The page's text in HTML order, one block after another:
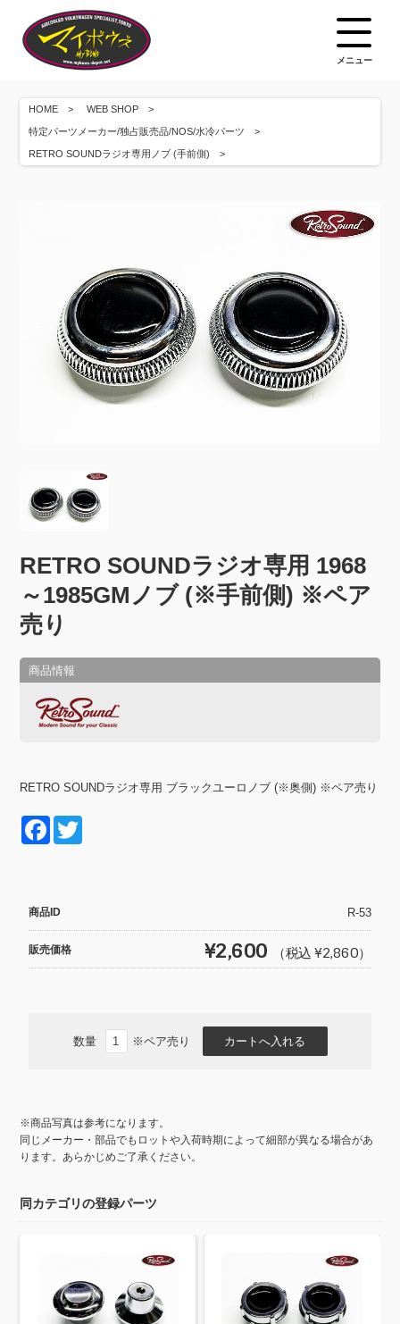
メニュー
HOME WEB SHOP
特定パーツメーカー/独占販売品/NOS/水冷パーツ
RETRO SOUNDラジオ専用ノブ (手前側)
RETRO SOUNDラジオ専用 1968
～1985GMノブ (※手前側) ※ペア
売り
RETRO SOUNDラジオ専用 ブラックユーロノブ (※奥側) ※ペア売り
F
e
b
o
商品ID R-53
販売価格 ¥2,600 （税込 ¥2,860）
数量 ※ペア売り
※商品写真は参考になります。
同じメーカー・部品でもロットや入荷時期によって細部が異なる場合があ
ります。あらかじめご了承ください。
同カテゴリの登録パーツ